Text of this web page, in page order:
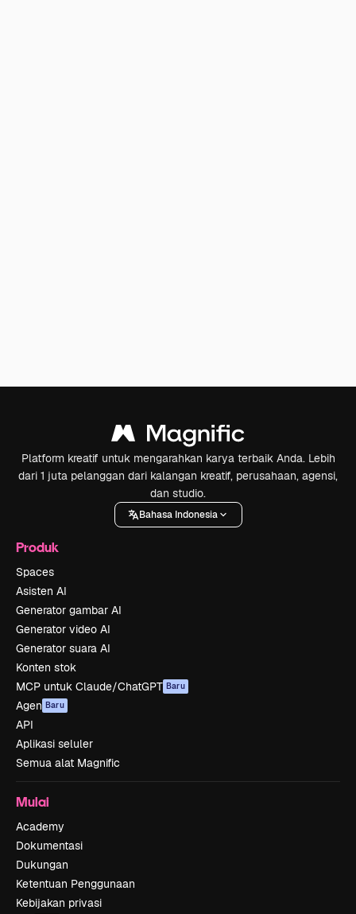
Platform kreatif untuk mengarahkan karya terbaik Anda. Lebih
dari 1 juta pelanggan dari kalangan kreatif, perusahaan, agensi,
dan studio.
Bahasa Indonesia
Produk
Spaces
Asisten AI
Generator gambar AI
Generator video AI
Generator suara AI
Konten stok
MCP untuk Claude/ChatGPT Baru
Agen Baru
API
Aplikasi seluler
Semua alat Magnific
Mulai
Academy
Dokumentasi
Dukungan
Ketentuan Penggunaan
Kebijakan privasi